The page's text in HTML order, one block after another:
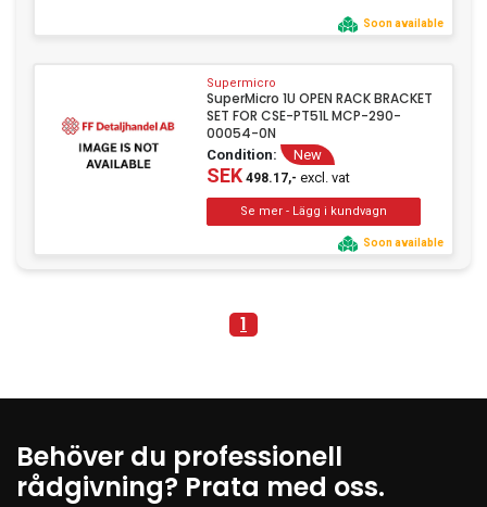
Soon available
Supermicro
SuperMicro 1U OPEN RACK BRACKET
SET FOR CSE-PT51L MCP-290-
00054-0N
Condition: New
SEK498.17,- excl. vat
Soon available
1
Behöver du professionell
rådgivning? Prata med oss.